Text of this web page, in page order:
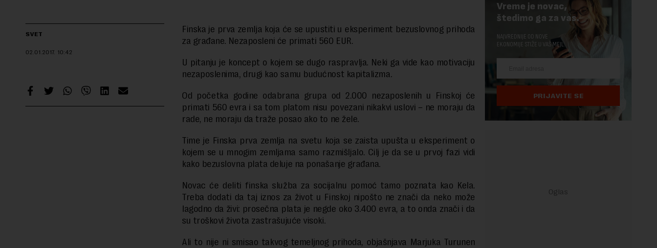
SVET
02.01.2017. 10:42
Finska je prva zemlja koja će se upustiti u eksperiment bezuslovnog prihoda
za građane. Nezaposleni će primati 560 EUR.
U pitanju je koncept o kojem se dugo raspravlja. Neki ga vide kao motivaciju
nezaposlenima, drugi kao samu budućnost kapitalizma.
Od početka godine odabrana grupa od 2.000 nezaposlenih u Finskoj će
primati 560 evra i sa tom platom nisu povezani nikakvi uslovi – ne moraju da
rade, ne moraju da traže posao ako to ne žele.
Time je Finska prva zemlja na svetu koja se zaista upušta u eksperiment o
kojem se u mnogim zemljama samo razmišljalo. Cilj je da se u prvoj fazi vidi
kako bezuslovna plata deluje na ponašanje građana.
Novac će deliti finska služba za socijalnu pomoć tamo poznata kao Kela.
Treba dodati da taj iznos za život u Finskoj nipošto ne znači da neko može
lagodno da živi: prosečna plata je negde oko 3.400 evra, a to onda znači i da
su troškovi života zastrašujuće visoki.
Ali to nije ni smisao takvog temeljnog prihoda, objašnjava Marjuka Turunen
Vreme je novac,
štedimo ga za vas.
NAJVREDNIJE OD NOVE
EKONOMIJE STIŽE U VAŠ MEJL.
PRIJAVITE SE